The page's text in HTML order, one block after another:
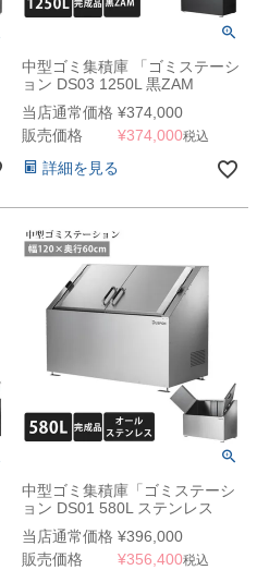
中型ゴミ集積庫 「ゴミステーシ
ョン DS03 1250L 黒ZAM
W1500×900×H1100mm」
当店通常価格 ¥374,000
販売価格
¥374,000税込
詳細を見る
中型ゴミ集積庫「ゴミステーシ
ョン DS01 580L ステンレス
W1200×D600×1000mm」
（YHC）
当店通常価格 ¥396,000
販売価格
¥356,400税込